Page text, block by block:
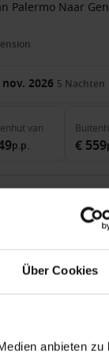
Über Cookies
anbieten zu
Palermo Naar
2026 5 Nachten
van
p.p. € 559
Tips